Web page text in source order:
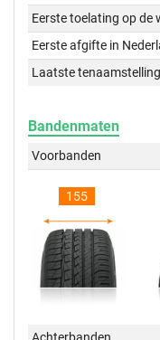
Eerste toelating op de
Eerste afgifte in
Laatste tenaamstelling
Bandenmaten
Voorbanden
155